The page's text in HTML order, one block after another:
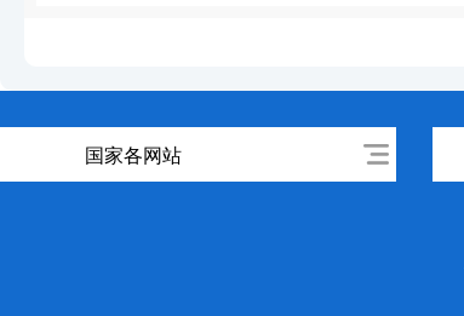
国家各网站